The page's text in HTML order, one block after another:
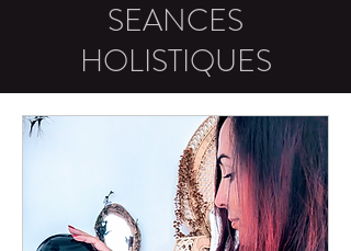
SEANCES
HOLISTIQUES